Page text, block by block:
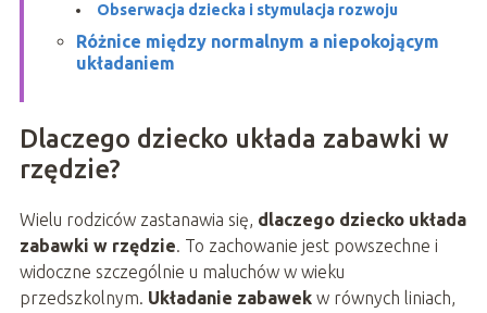
Obserwacja dziecka i stymulacja rozwoju
Różnice między normalnym a niepokojącym
układaniem
Dlaczego dziecko układa zabawki w
rzędzie?
Wielu rodziców zastanawia się, dlaczego dziecko układa
zabawki w rzędzie. To zachowanie jest powszechne i
widoczne szczególnie u maluchów w wieku
przedszkolnym. Układanie zabawekw równych liniach,